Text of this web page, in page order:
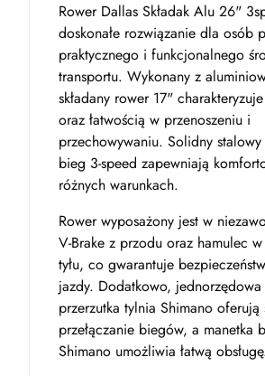
Rower Dallas Składak Alu 26"
doskonałe rozwiązanie dla osób
praktycznego i funkcjonalnego
transportu. Wykonany z
składany rower 17"
oraz łatwością w przenoszeniu i
przechowywaniu. Solidny
bieg 3-speed zapewniają
różnych warunkach.
Rower wyposażony jest w
V-Brake z przodu oraz hamulec
tyłu, co gwarantuje
jazdy. Dodatkowo,
przerzutka tylnia Shimano oferują
przełączanie biegów, a manetka
Shimano umożliwia łatwą